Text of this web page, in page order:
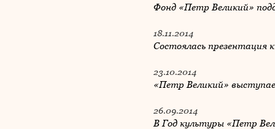
Фонд «Петр Великий»
18.11.2014
Состоялась презентация
23.10.2014
«Петр Великий»
26.09.2014
В Год культуры «Петр